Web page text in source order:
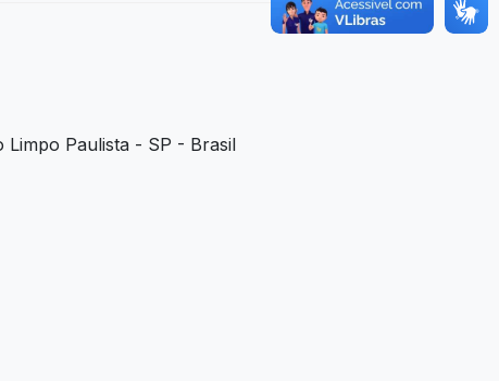
Limpo Paulista - SP - Brasil